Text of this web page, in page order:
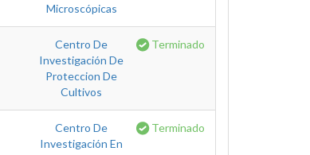
Microscópicas
Centro De
Investigación De
Proteccion De
Cultivos
Terminado
Centro De
Investigación En
Terminado